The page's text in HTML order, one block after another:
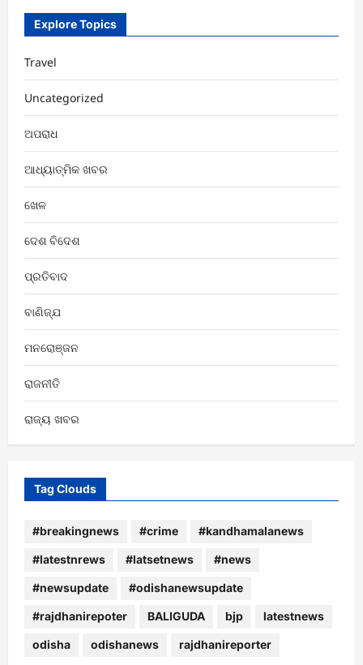
Explore Topics
Travel
Uncategorized
ଅପରାଧ
ଆଧ୍ୟାତ୍ମିକ ଖବର
ଖେଳ
ଦେଶ ବିଦେଶ
ପ୍ରତିବାଦ
ବାଣିଜ୍ଯ
ମନରୋଞ୍ଜନ
ରାଜନୀତି
ରାଜ୍ୟ ଖବର
Tag Clouds
#breakingnews #crime #kandhamalanews
#latestnrews #latsetnews #news
#newsupdate #odishanewsupdate
#rajdhanirepoter BALIGUDA bjp latestnews
odisha odishanews rajdhanireporter